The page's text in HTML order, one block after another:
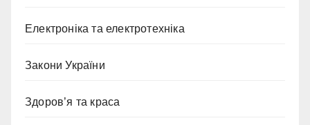
Електроніка та електротехніка
Закони України
Здоров’я та краса